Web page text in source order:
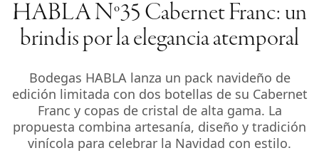
HABLA Nº35 Cabernet Franc: un
brindis por la elegancia atemporal
Bodegas HABLA lanza un pack navideño de
edición limitada con dos botellas de su Cabernet
Franc y copas de cristal de alta gama. La
propuesta combina artesanía, diseño y tradición
vinícola para celebrar la Navidad con estilo.